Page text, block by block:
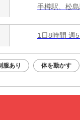
手樽駅、松
1日8時間 週
服あり 体を動かす